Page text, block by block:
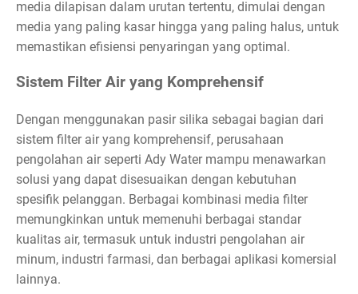
media dilapisan dalam urutan tertentu, dimulai dengan
media yang paling kasar hingga yang paling halus, untuk
memastikan efisiensi penyaringan yang optimal.
Sistem Filter Air yang Komprehensif
Dengan menggunakan pasir silika sebagai bagian dari
sistem filter air yang komprehensif, perusahaan
pengolahan air seperti Ady Water mampu menawarkan
solusi yang dapat disesuaikan dengan kebutuhan
spesifik pelanggan. Berbagai kombinasi media filter
memungkinkan untuk memenuhi berbagai standar
kualitas air, termasuk untuk industri pengolahan air
minum, industri farmasi, dan berbagai aplikasi komersial
lainnya.